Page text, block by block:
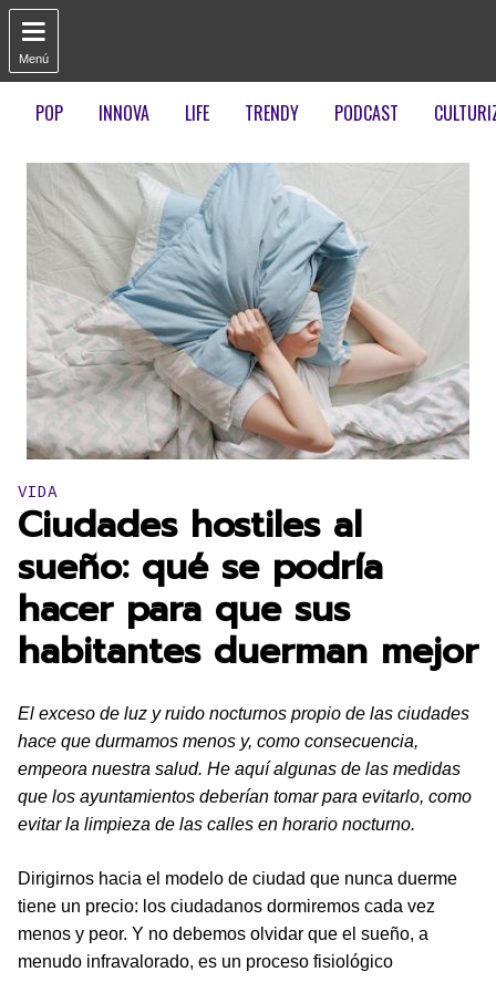

Menú
POP INNOVA LIFE TRENDY PODCAST
Publicado en:
VIDA
Ciudades hostiles al
sueño: qué se podría
hacer para que sus
habitantes duerman mejor
El exceso de luz y ruido nocturnos propio de las ciudades
hace que durmamos menos y, como consecuencia,
empeora nuestra salud. He aquí algunas de las medidas
que los ayuntamientos deberían tomar para evitarlo, como
evitar la limpieza de las calles en horario nocturno.
Dirigirnos hacia el modelo de ciudad que nunca duerme
tiene un precio: los ciudadanos dormiremos cada vez
menos y peor. Y no debemos olvidar que el sueño, a
menudo infravalorado, es un proceso fisiológico